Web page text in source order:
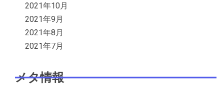
2021年10月
2021年9月
2021年8月
2021年7月
メタ情報